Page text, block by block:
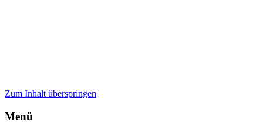
Zum Inhalt überspringen
Menü